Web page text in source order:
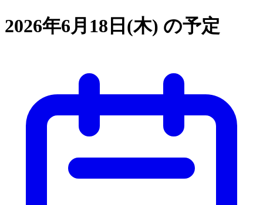
2026年6月18日(木) の予定